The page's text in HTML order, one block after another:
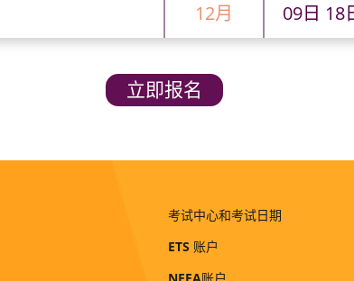
12月 09日 18
立即报名
考试中心和考试日期
ETS 账户